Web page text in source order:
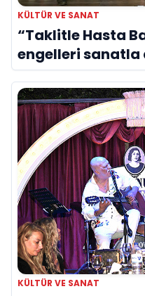
KÜLTÜR VE SANAT
“Taklitle Hasta
engelleri sanatla
KÜLTÜR VE SANAT